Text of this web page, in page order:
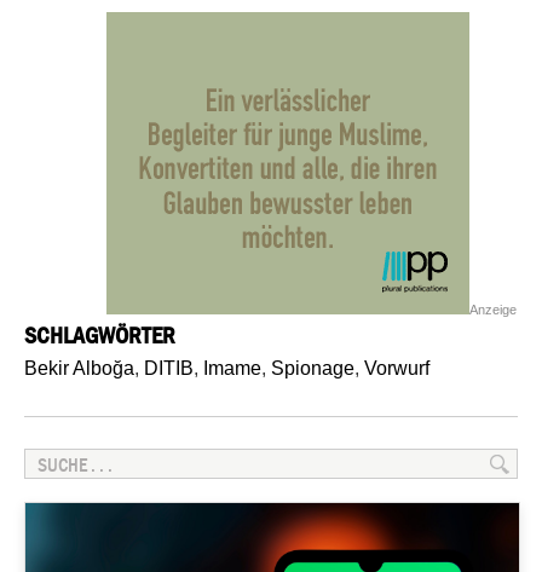
Anzeige
SCHLAGWÖRTER
Bekir Alboğa, DITIB, Imame, Spionage, Vorwurf